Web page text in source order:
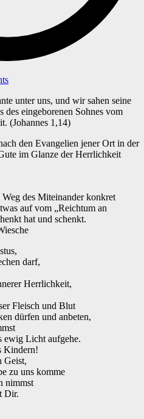
unter uns, und wir sahen seine
eingeborenen Sohnes vom
(Johannes 1,14)
den Evangelien jener Ort in der
im Glanze der Herrlichkeit
des Miteinander konkret
auf vom „Reichtum an
hat und schenkt.
darf,
Herrlichkeit,
Fleisch und Blut
dürfen und anbeten,
ewig Licht aufgehe.
Kindern!
Geist,
zu uns komme
nimmst
Dir.